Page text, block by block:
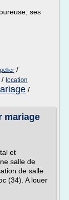
ses
/
/ location
/
mariage
et
salle de
de salle
(34). A louer